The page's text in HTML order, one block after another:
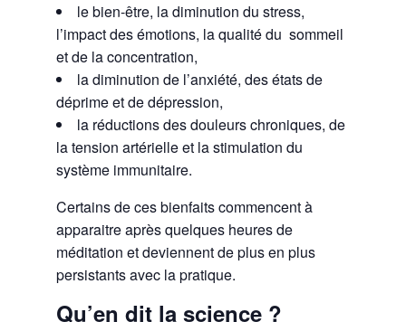
le bien-être, la diminution du stress,
l’impact des émotions, la qualité du sommeil
et de la concentration,
la diminution de l’anxiété, des états de
déprime et de dépression,
la réductions des douleurs chroniques, de
la tension artérielle et la stimulation du
système immunitaire.
Certains de ces bienfaits commencent à
apparaitre après quelques heures de
méditation et deviennent de plus en plus
persistants avec la pratique.
Qu’en dit la science ?